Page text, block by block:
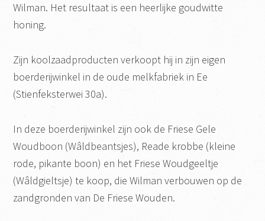
Wilman. Het resultaat is een heerlijke goudwitte
honing.
Zijn koolzaadproducten verkoopt hij in zijn eigen
boerderijwinkel in de oude melkfabriek in Ee
(Stienfeksterwei 30a).
In deze boerderijwinkel zijn ook de Friese Gele
Woudboon (Wâldbeantsjes), Reade krobbe (kleine
rode, pikante boon) en het Friese Woudgeeltje
(Wâldgieltsje) te koop, die Wilman verbouwen op de
zandgronden van De Friese Wouden.